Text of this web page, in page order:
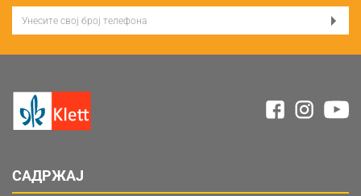
САДРЖАЈ